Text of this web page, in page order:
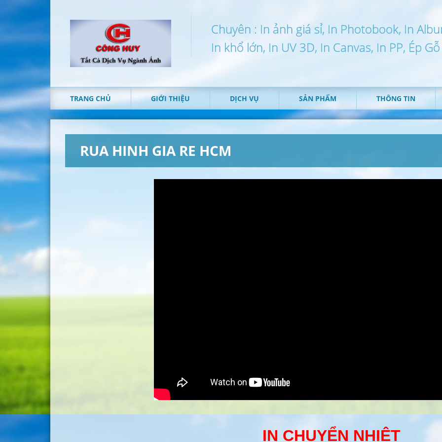
Chuyên : In ảnh giá sỉ, In Photobook, In
In khổ lớn, In UV 3D, In Canvas, In PP, Ép
TRANG CHỦ GIỚI THIỆU DỊCH VỤ SẢN PHẨM THÔNG TIN
RUA HINH GIA RE HCM
IN CHUYỂN NHIỆT